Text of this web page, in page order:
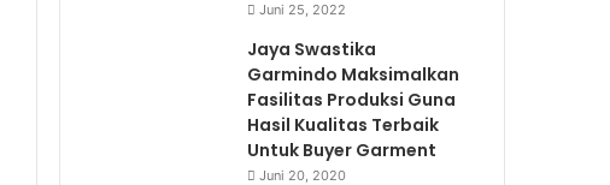
Juni 25, 2022
Jaya Swastika
Garmindo Maksimalkan
Fasilitas Produksi Guna
Hasil Kualitas Terbaik
Untuk Buyer Garment
Juni 20, 2020